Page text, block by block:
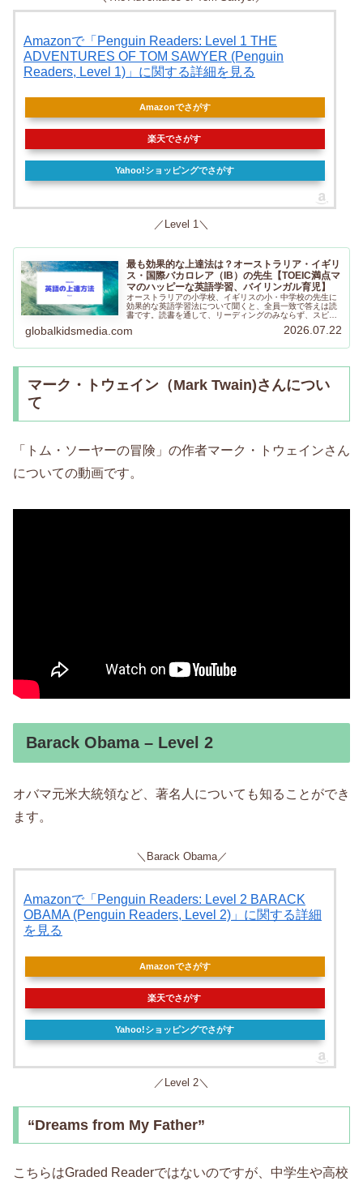
Amazonで「Penguin Readers: Level 1 THE
ADVENTURES OF TOM SAWYER (Penguin
Readers, Level 1)」に関する詳細を見る
Amazonでさがす
楽天でさがす
Yahoo!ショッピングでさがす
／Level 1＼
最も効果的な上達法は？オーストラリア・イギリ
ス・国際バカロレア（IB）の先生【TOEIC満点マ
マのハッピーな英語学習、バイリンガル育児】
オーストラリアの小学校、イギリスの小・中学校の先生に
効果的な英語学習法について聞くと、全員一致で答えは読
書です。読書を通して、リーディングのみならず、スピー
るので、ぜひ気になる本を手にしてみてくださいね。
globalkidsmedia.com 2026.07.22
マーク・トウェイン（Mark Twain)さんについ
て
「トム・ソーヤーの冒険」の作者マーク・トウェインさん
についての動画です。
Barack Obama – Level 2
オバマ元米大統領など、著名人についても知ることができ
ます。
＼Barack Obama／
Amazonで「Penguin Readers: Level 2 BARACK
OBAMA (Penguin Readers, Level 2)」に関する詳細
を見る
Amazonでさがす
楽天でさがす
Yahoo!ショッピングでさがす
／Level 2＼
“Dreams from My Father”
こちらはGraded Readerではないのですが、中学生や高校